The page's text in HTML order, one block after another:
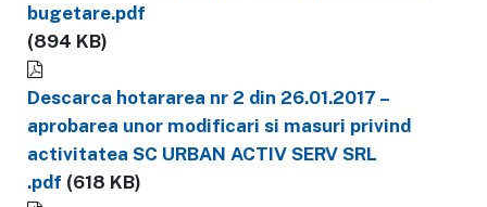
bugetare.pdf
(894 KB)
Descarca hotararea nr 2 din 26.01.2017 –
aprobarea unor modificari si masuri privind
activitatea SC URBAN ACTIV SERV SRL
.pdf (618 KB)